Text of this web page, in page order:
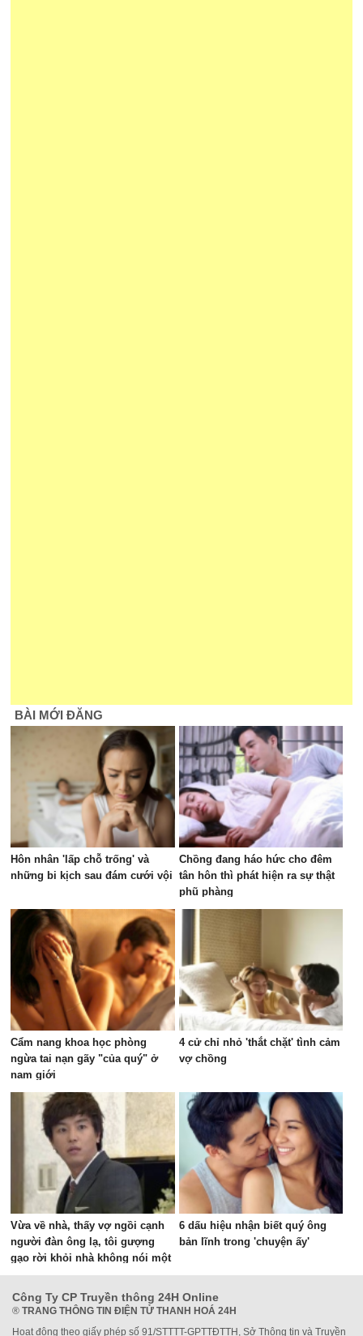
BÀI MỚI ĐĂNG
Hôn nhân 'lấp chỗ trống' và
những bi kịch sau đám cưới vội
Chồng đang háo hức cho đêm
tân hôn thì phát hiện ra sự thật
phũ phàng
Cẩm nang khoa học phòng
ngừa tai nạn gãy "của quý" ở
nam giới
4 cử chỉ nhỏ 'thắt chặt' tình cảm
vợ chồng
Vừa về nhà, thấy vợ ngồi cạnh
người đàn ông lạ, tôi gượng
gạo rời khỏi nhà không nói một
lời
6 dấu hiệu nhận biết quý ông
bản lĩnh trong 'chuyện ấy'
Công Ty CP Truyền thông 24H Online
® TRANG THÔNG TIN ĐIỆN TỬ THANH HOÁ 24H
Hoạt động theo giấy phép số 91/STTTT-GPTTĐTTH, Sở Thông tin và Truyền